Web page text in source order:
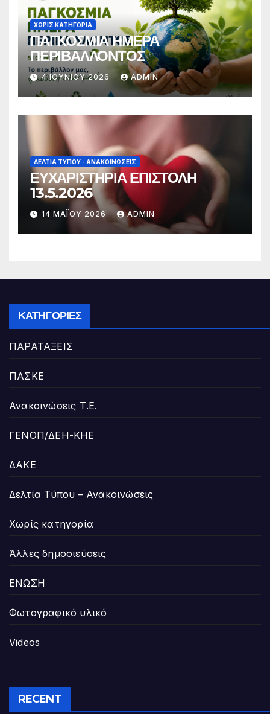
ΧΩΡΊΣ ΚΑΤΗΓΟΡΊΑ
ΠΑΓΚΟΣΜΙΑ ΗΜΕΡΑ
ΠΕΡΙΒΑΛΛΟΝΤΟΣ
4 ΙΟΥΝΊΟΥ 2026 ADMIN
ΔΕΛΤΊΑ ΤΎΠΟΥ - ΑΝΑΚΟΙΝΏΣΕΙΣ
ΕΥΧΑΡΙΣΤΗΡΙΑ ΕΠΙΣΤΟΛΗ
13.5.2026
14 ΜΑΪ́ΟΥ 2026 ADMIN
ΚΑΤΗΓΟΡΊΕΣ
ΠΑΡΑΤΑΞΕΙΣ
ΠΑΣΚΕ
Ανακοινώσεις Τ.Ε.
ΓΕΝΟΠ/ΔΕΗ-ΚΗΕ
ΔΑΚΕ
Δελτία Τύπου – Ανακοινώσεις
Χωρίς κατηγορία
Άλλες δημοσιεύσεις
ΕΝΩΣΗ
Φωτογραφικό υλικό
Videos
RECENT